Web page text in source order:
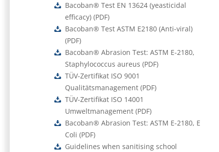
Bacoban® Test EN 13624 (yeasticidal
efficacy) (PDF)
Bacoban® Test ASTM E2180 (Anti-viral)
(PDF)
Bacoban® Abrasion Test: ASTM E-2180,
Staphylococcus aureus (PDF)
TÜV-Zertifikat ISO 9001
Qualitätsmanagement (PDF)
TÜV-Zertifikat ISO 14001
Umweltmanagement (PDF)
Bacoban® Abrasion Test: ASTM E-2180, E
Coli (PDF)
Guidelines when sanitising school